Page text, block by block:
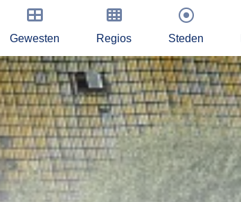
Gewesten Regios Steden